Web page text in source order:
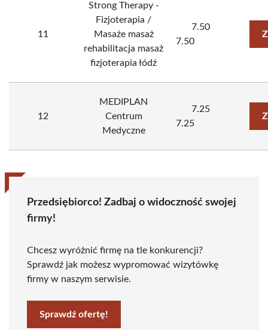
11
Strong Therapy -
Fizjoterapia /
Masaże masaż
rehabilitacja masaż
fizjoterapia łódź
7.50
7.50
12
MEDIPLAN
Centrum
Medyczne
7.25
7.25
Przedsiębiorco! Zadbaj o widoczność swojej
firmy!
Chcesz wyróżnić firmę na tle konkurencji?
Sprawdź jak możesz wypromować wizytówkę
firmy w naszym serwisie.
Sprawdź ofertę!